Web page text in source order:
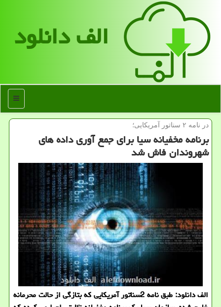
الف دانلود
منو
در نامه ۲ سناتور آمریكایی؛
برنامه مخفیانه سیا برای جمع آوری داده های
شهروندان فاش شد
الف دانلود: طبق نامه 2سناتور آمریکایی که بتازگی از حالت محرمانه